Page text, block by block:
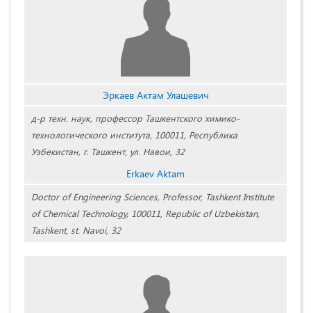
Эркаев Актам Улашевич
д-р техн. наук, профессор Ташкентского химико-
технологического института, 100011, Республика
Узбекистан, г. Ташкент, ул. Навои, 32
Erkaev Aktam
Doctor of Engineering Sciences, Professor, Tashkent Institute
of Chemical Technology, 100011, Republic of Uzbekistan,
Tashkent, st. Navoi, 32